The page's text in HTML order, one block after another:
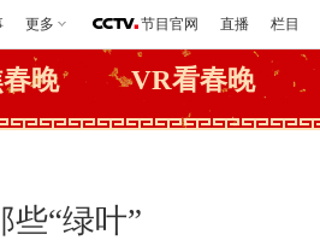
更多 节目官网 直播 栏目
晚 VR看春晚
些“绿叶”